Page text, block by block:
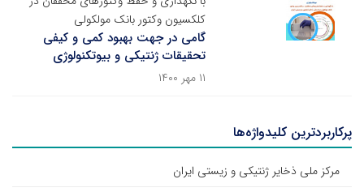
کلکسیون وکتور بانک مولکولی
گامی در جهت بهبود کمی و کیفی
تحقیقات ژنتیکی و بیوتکنولوژی
۱۱ مهر ۱۴۰۰
پرکاربردترین کلیدواژه‌ها
مرکز ملی ذخایر ژنتیکی و زیستی ایران